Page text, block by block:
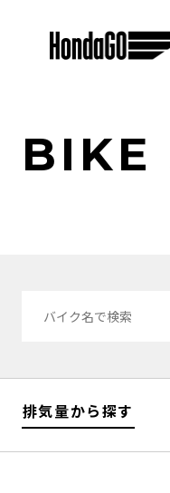
BIKE
排気量から探す